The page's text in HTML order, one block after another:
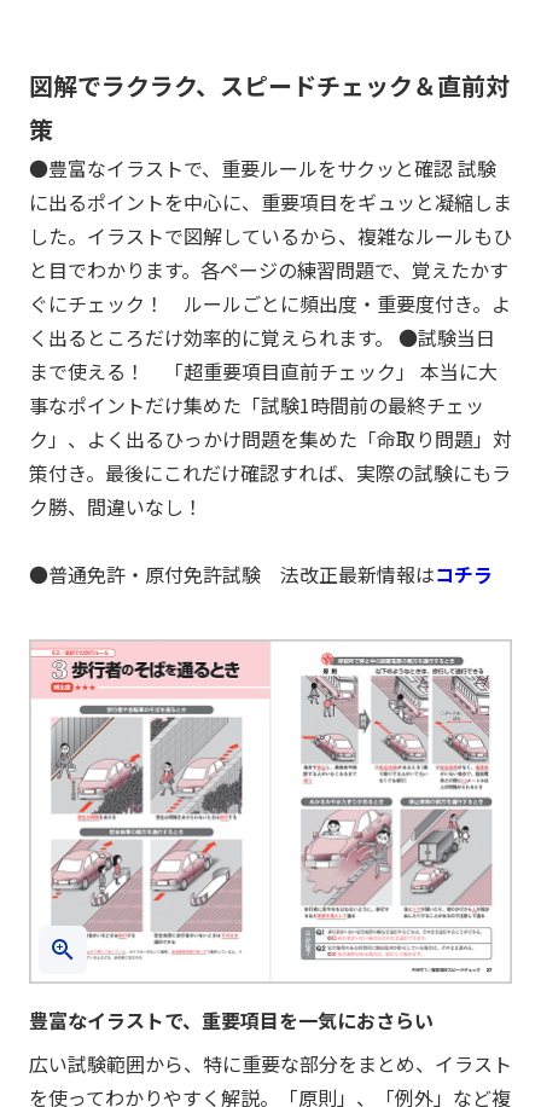
図解でラクラク、スピードチェック＆直前対
策
●豊富なイラストで、重要ルールをサクッと確認 試験
に出るポイントを中心に、重要項目をギュッと凝縮しま
した。イラストで図解しているから、複雑なルールもひ
と目でわかります。各ページの練習問題で、覚えたかす
ぐにチェック！ ルールごとに頻出度・重要度付き。よ
く出るところだけ効率的に覚えられます。 ●試験当日
まで使える！ 「超重要項目直前チェック」 本当に大
事なポイントだけ集めた「試験1時間前の最終チェッ
ク」、よく出るひっかけ問題を集めた「命取り問題」対
策付き。最後にこれだけ確認すれば、実際の試験にもラ
ク勝、間違いなし！
●普通免許・原付免許試験 法改正最新情報はコチラ
豊富なイラストで、重要項目を一気におさらい
広い試験範囲から、特に重要な部分をまとめ、イラスト
を使ってわかりやすく解説。「原則」、「例外」など複